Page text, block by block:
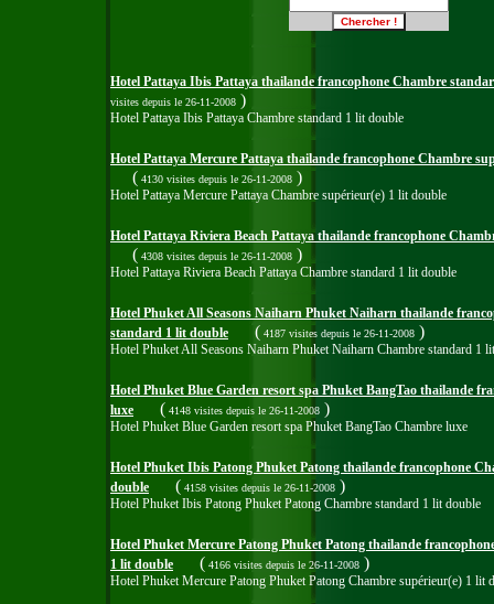
Hotel Pattaya Ibis Pattaya thailande francophone Chambre
visites depuis le 26-11-2008 )
Hotel Pattaya Ibis Pattaya Chambre standard 1 lit double
Hotel Pattaya Mercure Pattaya thailande francophone Chambre
( 4130 visites depuis le 26-11-2008 )
Hotel Pattaya Mercure Pattaya Chambre supérieur(e) 1 lit double
Hotel Pattaya Riviera Beach Pattaya thailande francophone
( 4308 visites depuis le 26-11-2008 )
Hotel Pattaya Riviera Beach Pattaya Chambre standard 1 lit double
Hotel Phuket All Seasons Naiharn Phuket Naiharn thailande
standard 1 lit double
( 4187 visites depuis le 26-11-2008 )
Hotel Phuket All Seasons Naiharn Phuket Naiharn Chambre standard 1
Hotel Phuket Blue Garden resort spa Phuket BangTao thailande
luxe
( 4148 visites depuis le 26-11-2008 )
Hotel Phuket Blue Garden resort spa Phuket BangTao Chambre luxe
Hotel Phuket Ibis Patong Phuket Patong thailande francophone
double
( 4158 visites depuis le 26-11-2008 )
Hotel Phuket Ibis Patong Phuket Patong Chambre standard 1 lit double
Hotel Phuket Mercure Patong Phuket Patong thailande
1 lit double
( 4166 visites depuis le 26-11-2008 )
Hotel Phuket Mercure Patong Phuket Patong Chambre supérieur(e) 1 lit